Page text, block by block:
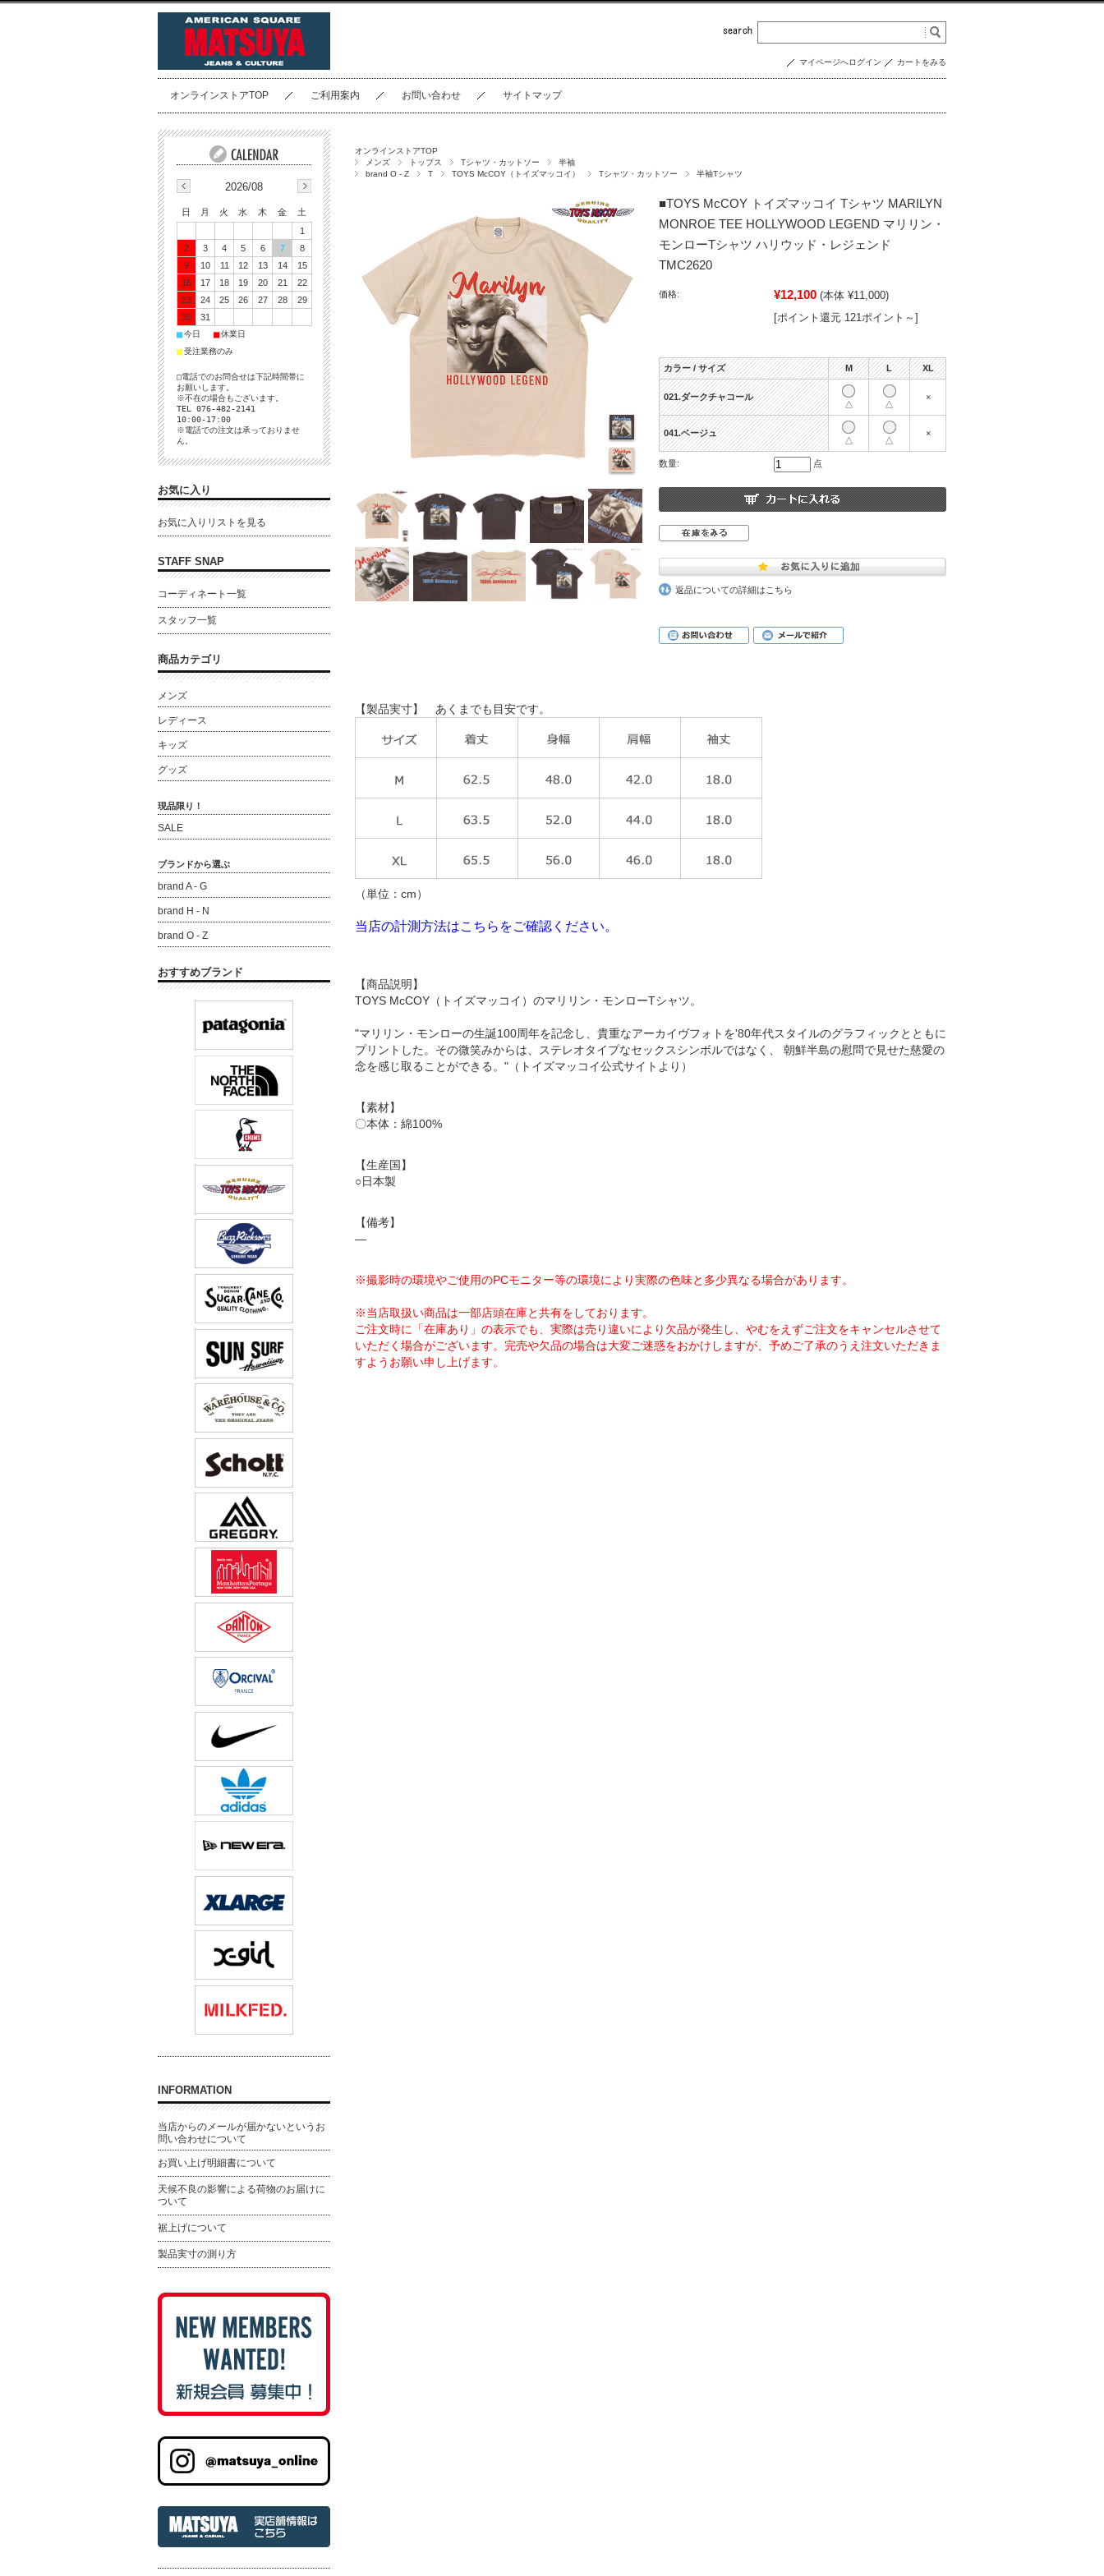
マイページへログイン カートをみる
オンラインストアTOP ご利用案内 お問い合わせ サイトマップ
オンラインストアTOP
メンズ
トップス Tシャツ・カットソー
半袖
brand O - Z
T TOYS McCOY（トイズマッコイ） Tシャツ・カットソー 半袖Tシャツ
■TOYS McCOY トイズマッコイ Tシャツ MARILYN
MONROE TEE HOLLYWOOD LEGEND マリリン・
モンローTシャツ ハリウッド・レジェンド
TMC2620
価格: ¥12,100 (本体 ¥11,000)
[ポイント還元 121ポイント～]
カラー / サイズ M L XL
021.ダークチャコール
△ △
×
041.ベージュ
△ △
×
数量: 点
返品についての詳細はこちら
【製品実寸】 あくまでも目安です。
（単位：cm）
当店の計測方法はこちらをご確認ください。
【商品説明】
TOYS McCOY（トイズマッコイ）のマリリン・モンローTシャツ。
"マリリン・モンローの生誕100周年を記念し、貴重なアーカイヴフォトを'80年代スタイルのグラフィックとともに
プリントした。その微笑みからは、ステレオタイプなセックスシンボルではなく、 朝鮮半島の慰問で見せた慈愛の
念を感じ取ることができる。"（トイズマッコイ公式サイトより）
【素材】
〇本体：綿100%
【生産国】
○日本製
【備考】
―
※撮影時の環境やご使用のPCモニター等の環境により実際の色味と多少異なる場合があります。
※当店取扱い商品は一部店頭在庫と共有をしております。
ご注文時に「在庫あり」の表示でも、実際は売り違いにより欠品が発生し、やむをえずご注文をキャンセルさせて
いただく場合がございます。完売や欠品の場合は大変ご迷惑をおかけしますが、予めご了承のうえ注文いただきま
すようお願い申し上げます。
2026/08
日 月 火 水 木 金
土
1
2
3 4 5 6 7
8
9
10 11 12 13 14
15
16
17 18 19 20 21
22
23
24 25 26 27 28
29
30
31
■今日 ■休業日
■受注業務のみ
□電話でのお問合せは下記時間帯に
お願いします。
※不在の場合もございます。
TEL 076-482-2141
10:00-17:00
※電話での注文は承っておりませ
ん。
お気に入り
お気に入りリストを見る
STAFF SNAP
コーディネート一覧
スタッフ一覧
商品カテゴリ
メンズ
レディース
キッズ
グッズ
現品限り！
SALE
ブランドから選ぶ
brand A - G
brand H - N
brand O - Z
おすすめブランド
INFORMATION
当店からのメールが届かないというお
問い合わせについて
お買い上げ明細書について
天候不良の影響による荷物のお届けに
ついて
裾上げについて
製品実寸の測り方